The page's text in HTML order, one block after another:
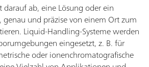
ab, eine Lösung oder ein
genau und präzise von einem Ort zum
Liquid-Handling-Systeme werden
eingesetzt, z. B. für
oder ionenchromatografische